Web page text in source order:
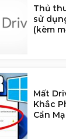
Thủ
sử
(kèm
Mất
Khắc
Cần